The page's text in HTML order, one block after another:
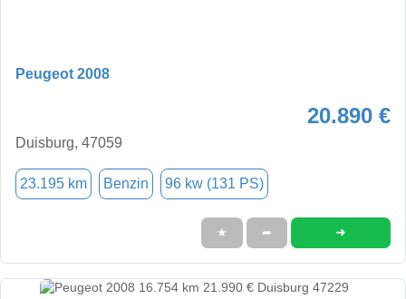
Peugeot 2008
20.890 €
Duisburg, 47059
23.195 km Benzin 96 kw (131 PS)
★ ➦ ➜